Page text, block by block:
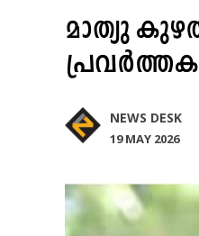
മാത്യു
NEWS DESK
19 MAY 2026